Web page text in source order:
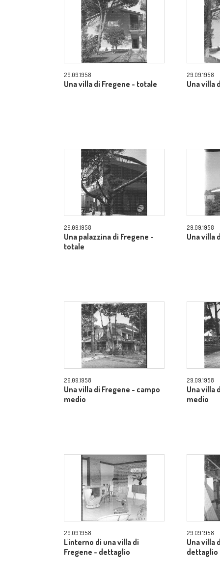
29.09.1958
Una villa di Fregene - totale
29.09.1958
Una villa
29.09.1958
Una palazzina di Fregene -
totale
29.09.1958
Una villa
29.09.1958
Una villa di Fregene - campo
medio
29.09.1958
Una villa
medio
29.09.1958
L'interno di una villa di
Fregene - dettaglio
29.09.1958
Una villa
dettaglio